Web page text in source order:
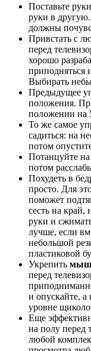
Поставьте
руки в
должны
Привстать с
перед
хорошо
приподняться
Выбирать
Предыдущее
положения.
положении на
То же самое
садиться: на
потом
Потанцуйте на
потом
Похудеть в
просто. Для
поможет
сесть на край,
руки и
лучше, если
небольшой
пластиковой
Укрепить
перед
и опускайте, а
уровне
Еще
на полу перед
любой